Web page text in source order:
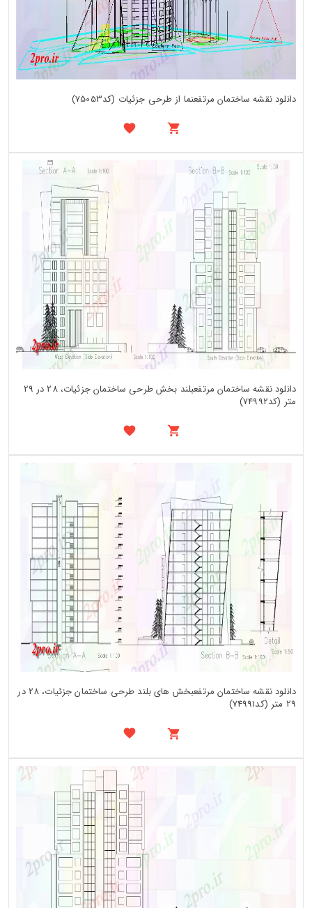
دانلود نقشه ساختمان مرتفعنما از طرحی جزئیات (کد75053)
دانلود نقشه ساختمان مرتفعبلند بخش طرحی ساختمان جزئیات، 28 در 29
متر (کد74992)
دانلود نقشه ساختمان مرتفعبخش های بلند طرحی ساختمان جزئیات، 28 در
29 متر (کد74991)